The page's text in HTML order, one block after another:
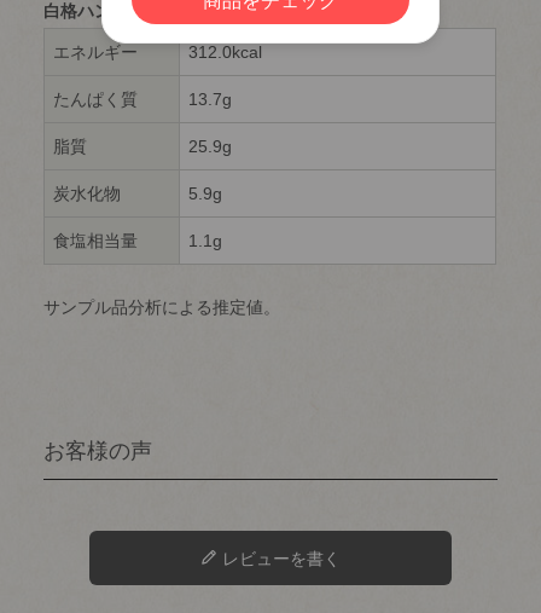
白格ハンバーグ 1袋(120g)当たり
エネルギー 312.0kcal
たんぱく質 13.7g
脂質 25.9g
炭水化物 5.9g
食塩相当量 1.1g
サンプル品分析による推定値。
レビューを書く